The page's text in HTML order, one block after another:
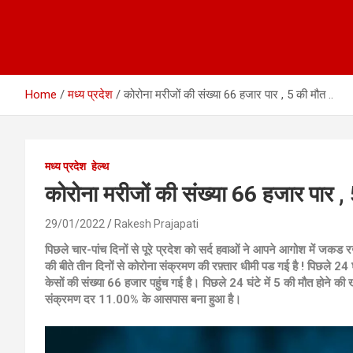
Home मध्य प्रदेश कोरोना मरीजों की संख्या 66 हजार पार , 5 की मौत ..
मध्य प्रदेश हेल्थ
कोरोना मरीजों की संख्या 66 हजार पार
29/01/2022 Rakesh Prajapati
पिछले चार-पांच दिनों से पूरे प्रदेश को सर्द हवाओं ने आपने आगोश में जकड
की बीते तीन दिनों से कोरोना संक्रमण की रफ़्तार धीमी पड गई है ! पिछले
केसों की संख्या 66 हजार पहुंच गई है। पिछले 24 घंटे में 5 की मौत होने
संक्रमण दर 11.00% के आसपास बना हुआ है।